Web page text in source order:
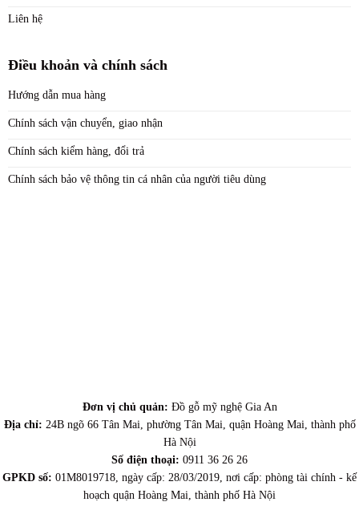
Liên hệ
Điều khoản và chính sách
Hướng dẫn mua hàng
Chính sách vận chuyển, giao nhận
Chính sách kiểm hàng, đổi trả
Chính sách bảo vệ thông tin cá nhân của người tiêu dùng
Đơn vị chủ quản: Đồ gỗ mỹ nghệ Gia An
Địa chỉ: 24B ngõ 66 Tân Mai, phường Tân Mai, quận Hoàng Mai, thành phố
Hà Nội
Số điện thoại: 0911 36 26 26
GPKD số: 01M8019718, ngày cấp: 28/03/2019, nơi cấp: phòng tài chính - kế
hoạch quận Hoàng Mai, thành phố Hà Nội